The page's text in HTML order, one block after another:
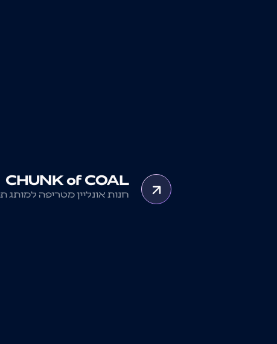
CHUNK of COAL
חנות אונליין מטריפה למותג